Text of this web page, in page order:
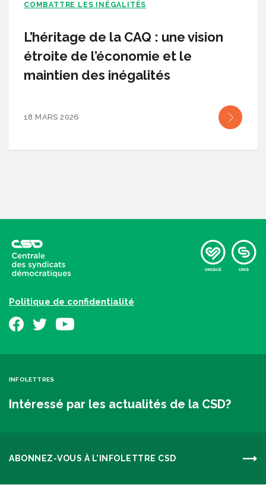
COMBATTRE LES INÉGALITÉS
L’héritage de la CAQ : une vision
étroite de l’économie et le
maintien des inégalités
18 MARS 2026
Politique de confidentialité
INFOLETTRES
Intéressé par les actualités de la CSD?
ABONNEZ-VOUS À L'INFOLETTRE CSD